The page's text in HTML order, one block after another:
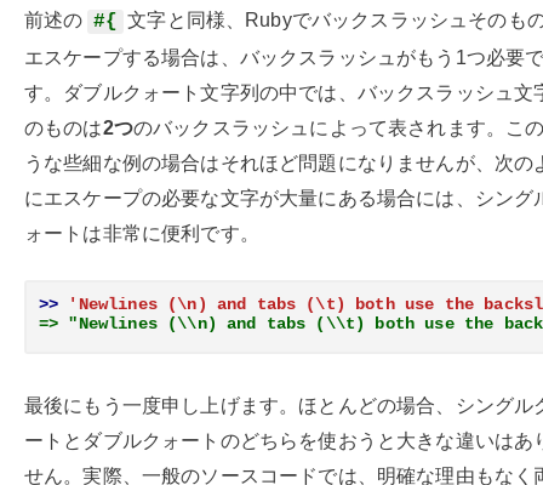
前述の #{ 文字と同様、Rubyでバックスラッシュそのも
エスケープする場合は、バックスラッシュがもう1つ必要
す。ダブルクォート文字列の中では、バックスラッシュ文
のものは2つのバックスラッシュによって表されます。こ
うな些細な例の場合はそれほど問題になりませんが、次の
にエスケープの必要な文字が大量にある場合には、シング
ォートは非常に便利です。
>>
'Newlines (\n) and tabs (\t) both use the
=> "Newlines (\\n) and tabs (\\t) both use the
最後にもう一度申し上げます。ほとんどの場合、シングル
ートとダブルクォートのどちらを使おうと大きな違いはあ
せん。実際、一般のソースコードでは、明確な理由もなく